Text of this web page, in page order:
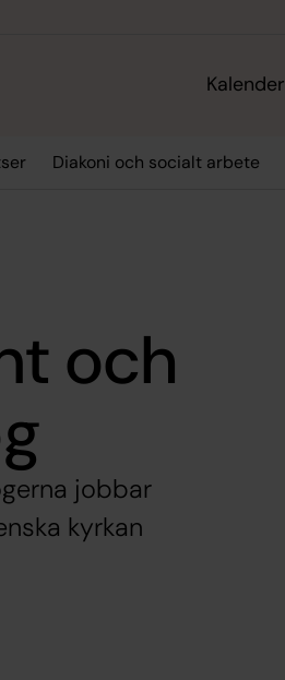
Kalender
Diakoni och socialt arbete
och
jobbar
kyrkan